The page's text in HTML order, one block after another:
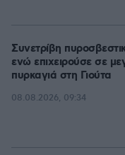
Συνετρίβη
ενώ επιχειρούσε σε
πυρκαγιά στη Γιούτα
08.08.2026, 09:34